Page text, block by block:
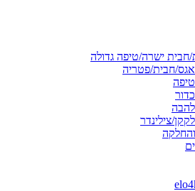
חבית ישרה/טיפה גדולה
חבית/פטריה
צילינדר